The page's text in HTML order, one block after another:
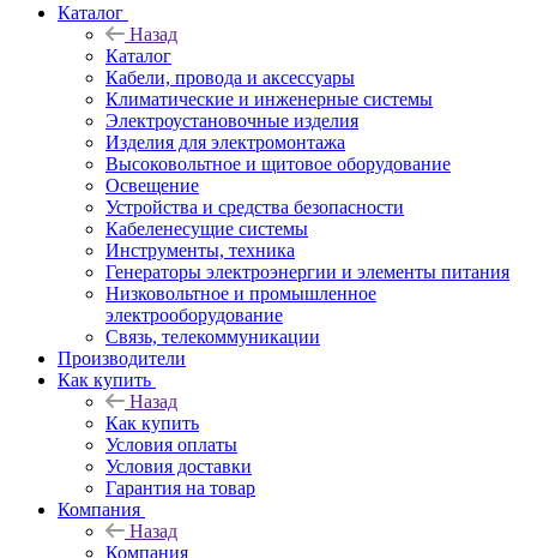
Каталог
Назад
Каталог
Кабели, провода и аксессуары
Климатические и инженерные системы
Электроустановочные изделия
Изделия для электромонтажа
Высоковольтное и щитовое оборудование
Освещение
Устройства и средства безопасности
Кабеленесущие системы
Инструменты, техника
Генераторы электроэнергии и элементы питания
Низковольтное и промышленное
электрооборудование
Связь, телекоммуникации
Производители
Как купить
Назад
Как купить
Условия оплаты
Условия доставки
Гарантия на товар
Компания
Назад
Компания